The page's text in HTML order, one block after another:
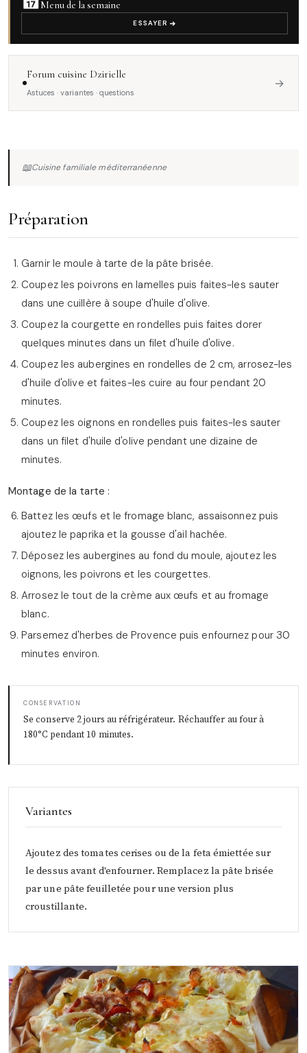
Menu de la semaine
ESSAYER
Forum cuisine Dzirielle
Astuces · variantes · questions
→
📖Cuisine familiale méditerranéenne
Préparation
Garnir le moule à tarte de la pâte brisée.
Coupez les poivrons en lamelles puis faites-les sauter
dans une cuillère à soupe d'huile d'olive.
Coupez la courgette en rondelles puis faites dorer
quelques minutes dans un filet d'huile d'olive.
Coupez les aubergines en rondelles de 2 cm, arrosez-les
d'huile d'olive et faites-les cuire au four pendant 20
minutes.
Coupez les oignons en rondelles puis faites-les sauter
dans un filet d'huile d'olive pendant une dizaine de
minutes.
Montage de la tarte :
Battez les œufs et le fromage blanc, assaisonnez puis
ajoutez le paprika et la gousse d'ail hachée.
Déposez les aubergines au fond du moule, ajoutez les
oignons, les poivrons et les courgettes.
Arrosez le tout de la crème aux œufs et au fromage
blanc.
Parsemez d'herbes de Provence puis enfournez pour 30
minutes environ.
CONSERVATION
Se conserve 2 jours au réfrigérateur. Réchauffer au four à
180°C pendant 10 minutes.
Variantes
Ajoutez des tomates cerises ou de la feta émiettée sur
le dessus avant d'enfourner. Remplacez la pâte brisée
par une pâte feuilletée pour une version plus
croustillante.